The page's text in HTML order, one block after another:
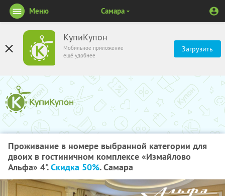
КупиКупон
Мобильное приложение
ещё удобнее
Загрузить
Меню Самара
Проживание в номере выбранной категории для
двоих в гостиничном комплексе «Измайлово
Альфа» 4*.Скидка 50%. Самара